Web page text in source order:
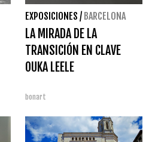
EXPOSICIONES / BARCELONA
LA MIRADA DE LA
TRANSICIÓN EN CLAVE
OUKA LEELE
bonart